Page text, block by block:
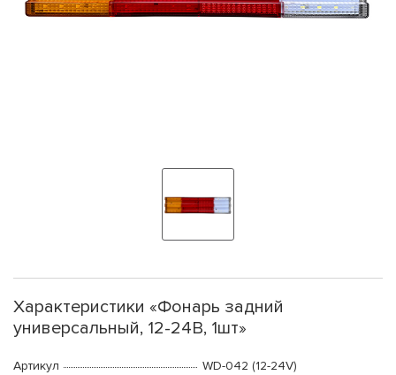
Характеристики «Фонарь задний
универсальный, 12-24В, 1шт»
Артикул
WD-042 (12-24V)